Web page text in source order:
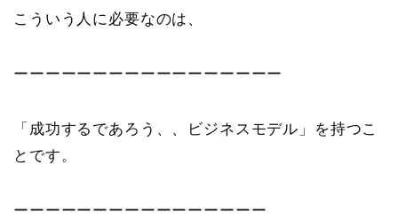
こういう人に必要なのは、
ーーーーーーーーーーーーーーーーー
「成功するであろう、、ビジネスモデル」を持つこ
とです。
ーーーーーーーーーーーーーーーー